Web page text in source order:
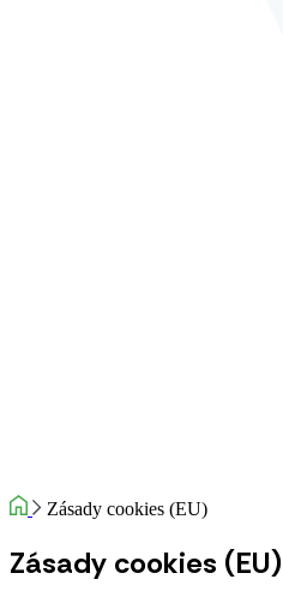
Zásady cookies (EU)
Zásady cookies (EU)